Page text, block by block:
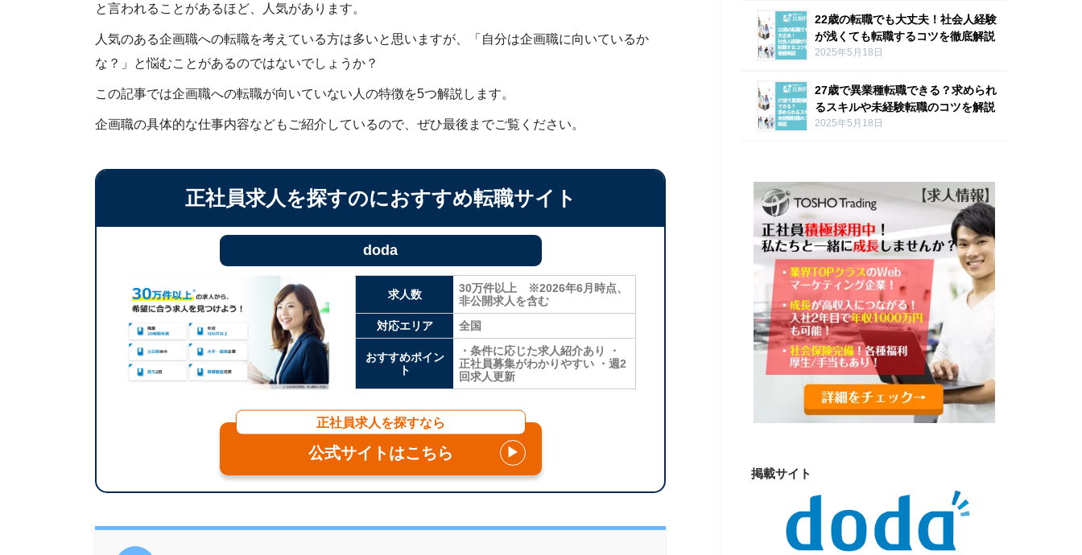
と言われることがあるほど、人気があります。
人気のある企画職への転職を考えている方は多いと思いますが、「自分は企画職に向いているか
な？」と悩むことがあるのではないでしょうか？
この記事では企画職への転職が向いていない人の特徴を5つ解説します。
企画職の具体的な仕事内容などもご紹介しているので、ぜひ最後までご覧ください。
正社員求人を探すのにおすすめ転職サイト
doda
求人数
30万件以上 ※2026年6月時点、
非公開求人を含む
対応エリア
全国
おすすめポイン
ト
・条件に応じた求人紹介あり ・
正社員募集がわかりやすい ・週2
回求人更新
正社員求人を探すなら
公式サイトはこちら ▶
22歳の転職でも大丈夫！社会人経験
が浅くても転職するコツを徹底解説
2025年5月18日
27歳で異業種転職できる？求められ
るスキルや未経験転職のコツを解説
2025年5月18日
掲載サイト